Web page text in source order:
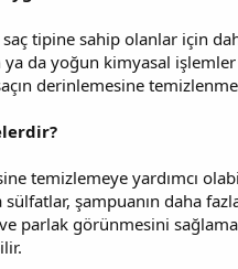
saç tipine sahip olanlar için
da yoğun kimyasal
derinlemesine
temizlemeye yardımcı
şampuanın daha
parlak görünmesini